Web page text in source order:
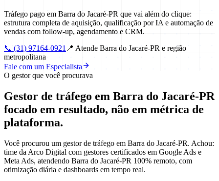
Tráfego pago em Barra do Jacaré-PR que vai além do clique:
estrutura completa de aquisição, qualificação por IA e automação de
vendas com follow-up, agendamento e CRM.
📞 (31) 97164-0921 📍 Atende Barra do Jacaré-PR e região
metropolitana
Fale com um Especialista
O gestor que você procurava
Gestor de tráfego em Barra do Jacaré-PR
focado em resultado, não em métrica de
plataforma.
Você procurou um gestor de tráfego em Barra do Jacaré-PR. Achou:
time da Arco Digital com gestores certificados em Google Ads e
Meta Ads, atendendo Barra do Jacaré-PR 100% remoto, com
otimização diária e dashboards em tempo real.